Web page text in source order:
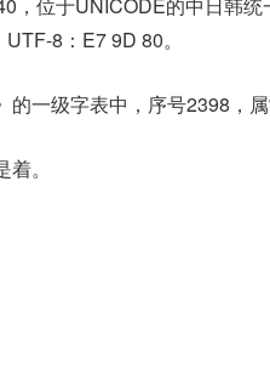
8：E7 9D 80。
的一级字表中，序号2398，属
。